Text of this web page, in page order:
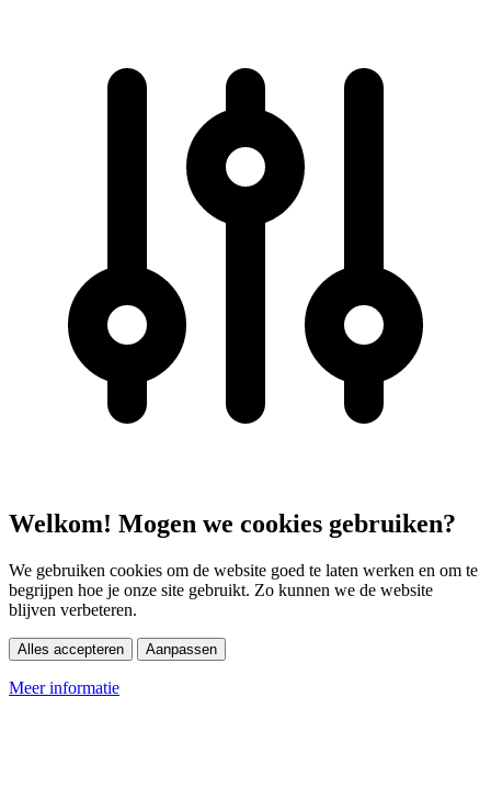
Welkom! Mogen we cookies gebruiken?
We gebruiken cookies om de website goed te laten werken en om te
begrijpen hoe je onze site gebruikt. Zo kunnen we de website
blijven verbeteren.
Alles accepteren Aanpassen
Meer informatie